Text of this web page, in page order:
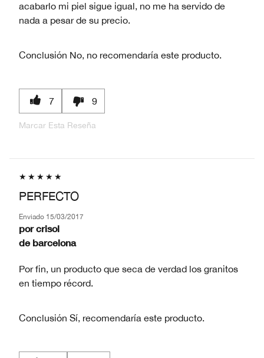
acabarlo mi piel sigue igual, no me ha servido de
nada a pesar de su precio.
Conclusión No, no recomendaría este producto.
7 9
Marcar Esta Reseña
PERFECTO
Enviado 15/03/2017
por crisol
de barcelona
Por fin, un producto que seca de verdad los granitos
en tiempo récord.
Conclusión Sí, recomendaría este producto.